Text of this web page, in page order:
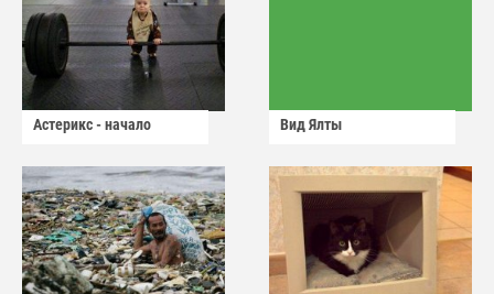
Астерикс - начало Вид Ялты